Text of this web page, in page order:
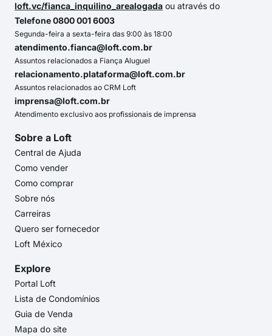
loft.vc/fianca_inquilino_arealogada ou através do
Telefone 0800 001 6003
Segunda-feira a sexta-feira das 9:00 às 18:00
atendimento.fianca@loft.com.br
Assuntos relacionados a Fiança Aluguel
relacionamento.plataforma@loft.com.br
Assuntos relacionados ao CRM Loft
imprensa@loft.com.br
Atendimento exclusivo aos profissionais de imprensa
Sobre a Loft
Central de Ajuda
Como vender
Como comprar
Sobre nós
Carreiras
Quero ser fornecedor
Loft México
Explore
Portal Loft
Lista de Condomínios
Guia de Venda
Mapa do site